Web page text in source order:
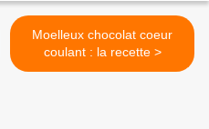
Moelleux chocolat coeur
coulant : la recette >